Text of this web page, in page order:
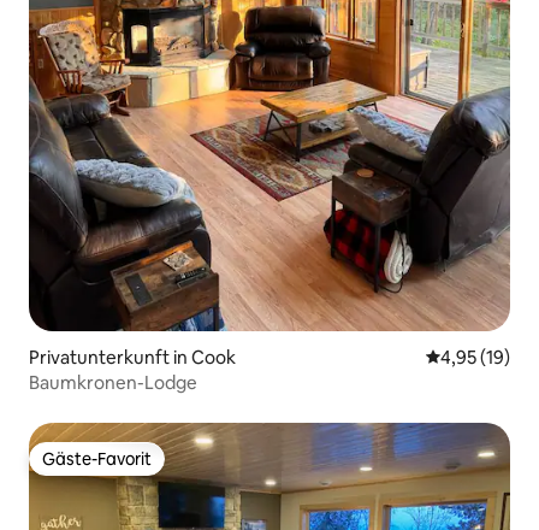
Privatunterkunft in Cook
4,95 (19)
Baumkronen-Lodge
Gäste-Favorit
Gäste-Favorit